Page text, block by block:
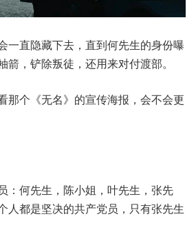
一直隐藏下去，直到何先生的身份曝
箭，铲除叛徒，还用来对付渡部。
那个《无名》的宣传海报，会不会更
：何先生，陈小姐，叶先生，张先
人都是坚决的共产党员，只有张先生